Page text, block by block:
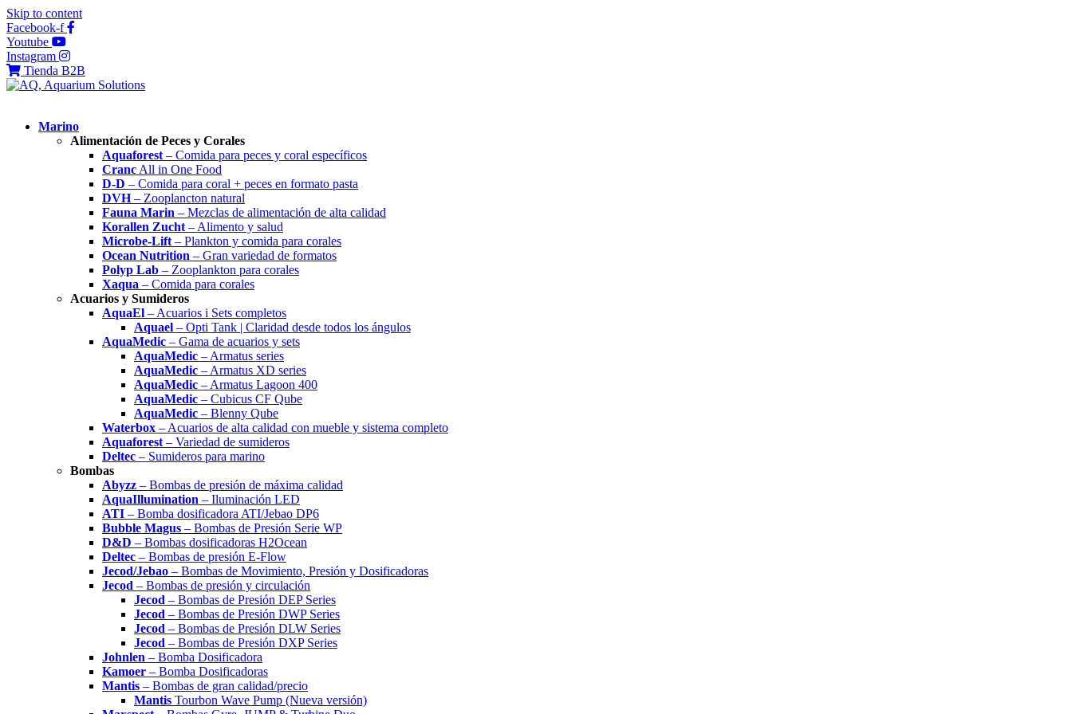
Skip to content
Facebook-f
Youtube
Instagram
Tienda B2B
Marino
Alimentación de Peces y Corales
Aquaforest – Comida para peces y coral específicos
Cranc All in One Food
D-D – Comida para coral + peces en formato pasta
DVH– Zooplancton natural
Fauna Marin – Mezclas de alimentación de alta calidad
Korallen Zucht – Alimento y salud
Microbe-Lift – Plankton y comida para corales
Ocean Nutrition – Gran variedad de formatos
Polyp Lab – Zooplankton para corales
Xaqua – Comida para corales
Acuarios y Sumideros
AquaEl – Acuarios i Sets completos
Aquael – Opti Tank | Claridad desde todos los ángulos
AquaMedic – Gama de acuarios y sets
AquaMedic – Armatus series
AquaMedic – Armatus XD series
AquaMedic – Armatus Lagoon 400
AquaMedic – Cubicus CF Qube
AquaMedic – Blenny Qube
Waterbox – Acuarios de alta calidad con mueble y sistema completo
Aquaforest – Variedad de sumideros
Deltec – Sumideros para marino
Bombas
Abyzz – Bombas de presión de máxima calidad
AquaIllumination – Iluminación LED
ATI – Bomba dosificadora ATI/Jebao DP6
Bubble Magus – Bombas de Presión Serie WP
D&D – Bombas dosificadoras H2Ocean
Deltec – Bombas de presión E-Flow
Jecod/Jebao – Bombas de Movimiento, Presión y Dosificadoras
Jecod – Bombas de presión y circulación
Jecod – Bombas de Presión DEP Series
Jecod – Bombas de Presión DWP Series
Jecod – Bombas de Presión DLW Series
Jecod – Bombas de Presión DXP Series
Johnlen – Bomba Dosificadora
Kamoer – Bomba Dosificadoras
Mantis – Bombas de gran calidad/precio
Mantis Tourbon Wave Pump (Nueva versión)